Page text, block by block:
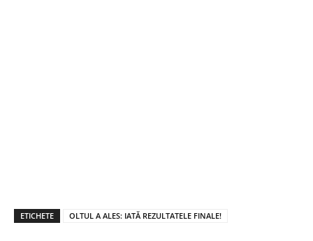
ETICHETE OLTUL A ALES: IATĂ REZULTATELE FINALE!